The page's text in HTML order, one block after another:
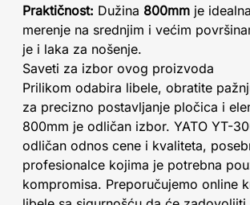
Praktičnost: Dužina 800mm je
merenje na srednjim i većim
je i laka za nošenje.
Saveti za izbor ovog proizvoda
Prilikom odabira libele, obratite
za precizno postavljanje pločica i
800mm je odličan izbor. YATO YT-
odličan odnos cene i kvaliteta,
profesionalce kojima je potrebna
kompromisa. Preporučujemo online